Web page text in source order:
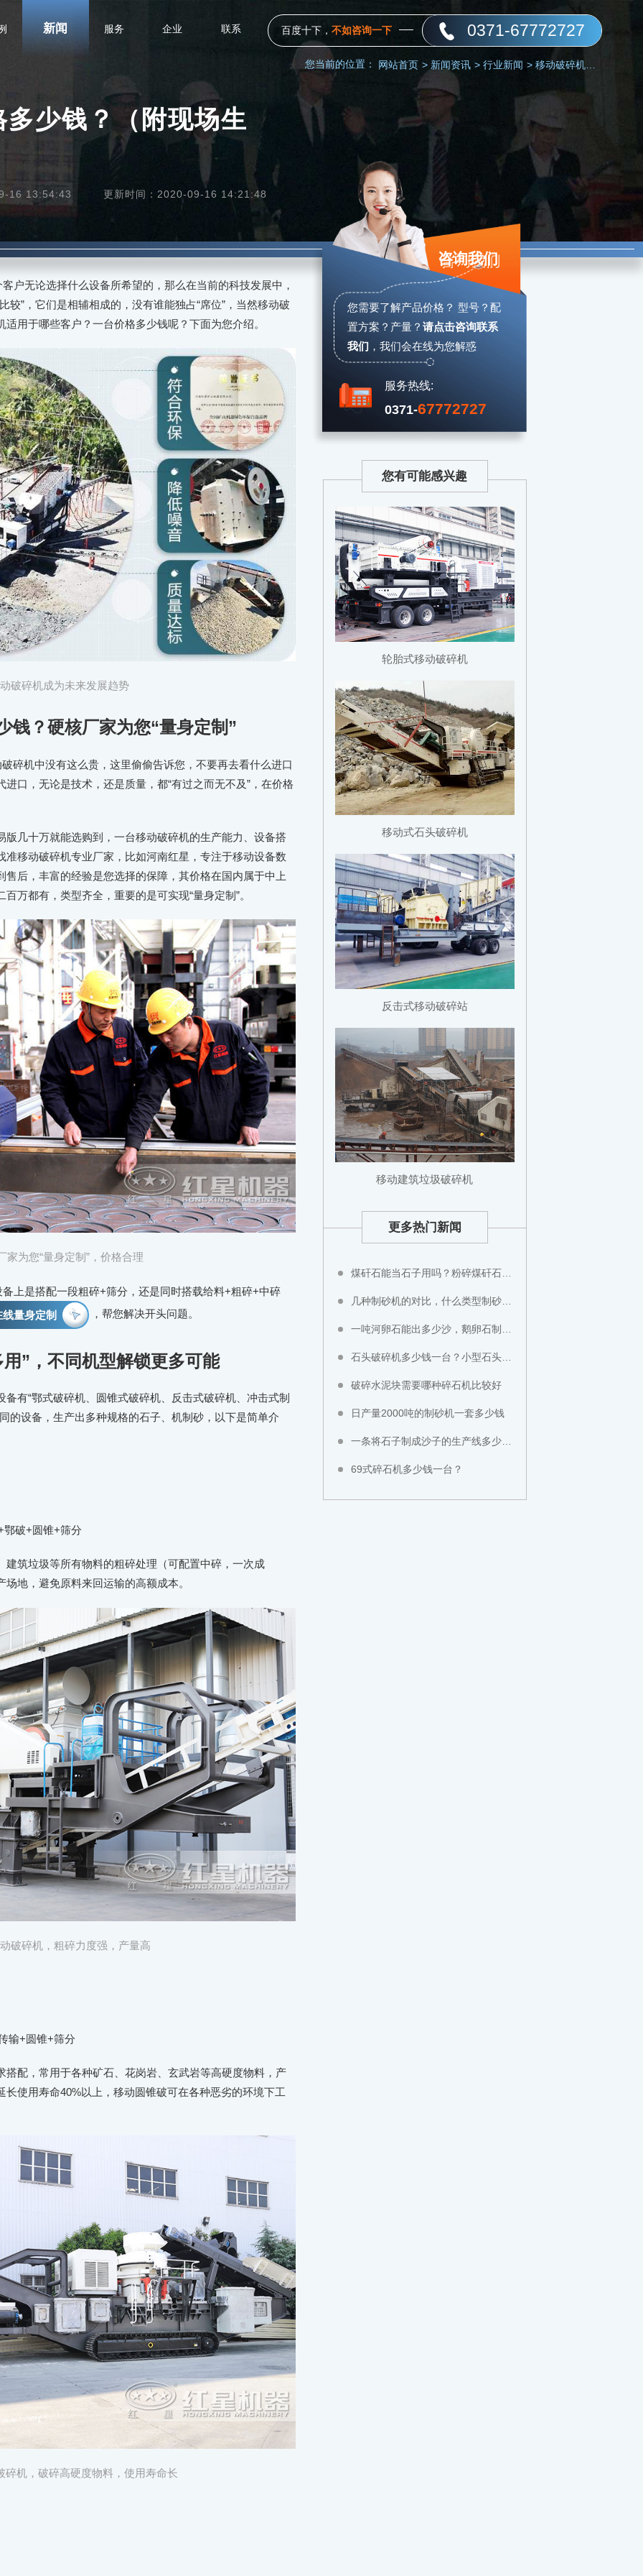
新闻 服务 企业 联系 百度十下， 不如咨询一下 0371-67772727
您当前的位置： 网站首页 > 新闻资讯 > 行业新闻 > 移动破碎机价格多少钱？（附现场生产视频）
少钱？（附现场生
16 13:54:43 更新时间：2020-09-16 14:21:48
户无论选择什么设备所希望的，那么在当前的科技发展中，
较”，它们是相辅相成的，没有谁能独占“席位”，当然移动破
用于哪些客户？一台价格多少钱呢？下面为您介绍。
破碎机成为未来发展趋势
钱？硬核厂家为您“量身定制”
碎机中没有这么贵，这里偷偷告诉您，不要再去看什么进口
口，无论是技术，还是质量，都“有过之而无不及”，在价格
几十万就能选购到，一台移动破碎机的生产能力、设备搭
移动破碎机专业厂家，比如河南红星，专注于移动设备数
后，丰富的经验是您选择的保障，其价格在国内属于中上
万都有，类型齐全，重要的是可实现“量身定制”。
家为您“量身定制”，价格合理
上是搭配一段粗碎+筛分，还是同时搭载给料+粗碎+中碎
量身定制
，帮您解决开头问题。
”，不同机型解锁更多可能
有“鄂式破碎机、圆锥式破碎机、反击式破碎机、冲击式制
的设备，生产出多种规格的石子、机制砂，以下是简单介
鄂破+圆锥+筛分
筑垃圾等所有物料的粗碎处理（可配置中碎，一次成
地，避免原料来回运输的高额成本。
破碎机，粗碎力度强，产量高
输+圆锥+筛分
配，常用于各种矿石、花岗岩、玄武岩等高硬度物料，产
使用寿命40%以上，移动圆锥破可在各种恶劣的环境下工
碎机，破碎高硬度物料，使用寿命长
咨询我们
您需要了解产品价格？ 型号？配
置方案？产量？ 请点击咨询联系
我们 ， 我们会在线为您解惑
服务热线:
0371-67772727
您有可能感兴趣
轮胎式移动破碎机
移动式石头破碎机
反击式移动破碎站
移动建筑垃圾破碎机
更多热门新闻
煤矸石能当石子用吗？粉碎煤矸石用什么设备？
几种制砂机的对比，什么类型制砂机好？
一吨河卵石能出多少沙，鹅卵石制成沙子成本高不高？
石头破碎机多少钱一台？小型石头粉碎机价格
破碎水泥块需要哪种碎石机比较好
日产量2000吨的制砂机一套多少钱
一条将石子制成沙子的生产线多少钱？
69式碎石机多少钱一台？